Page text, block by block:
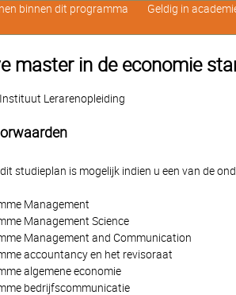
master in de economie
Lerarenopleiding
studieplan is mogelijk indien u een van de
Management
Management Science
Management and Communication
accountancy en het revisoraat
algemene economie
bedrijfscommunicatie
binnen dit programma Geldig in